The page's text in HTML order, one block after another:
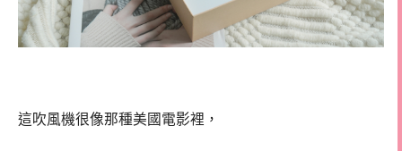
這吹風機很像那種美國電影裡，